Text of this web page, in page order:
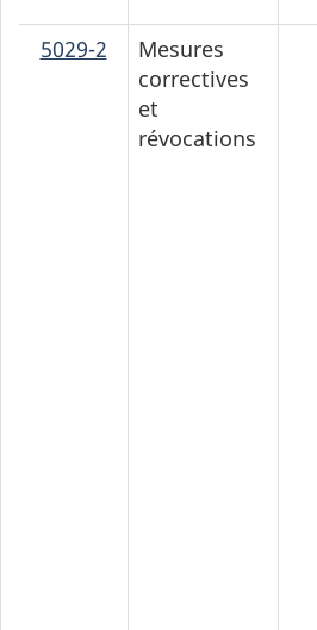
5029-2
Mesures
correctives
et
révocations